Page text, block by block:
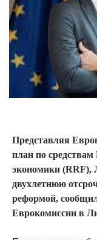
Представляя
план по средствам
экономики (RRF),
двухлетнюю
реформой,
Еврокомиссии в